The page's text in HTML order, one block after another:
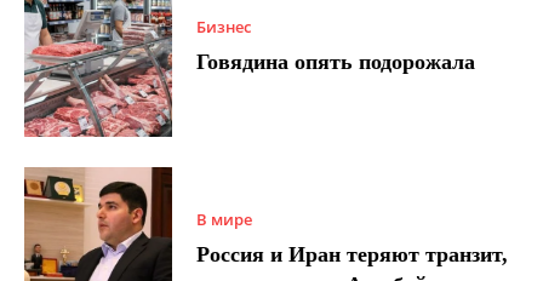
Бизнес
Говядина опять подорожала
В мире
Россия и Иран теряют транзит,